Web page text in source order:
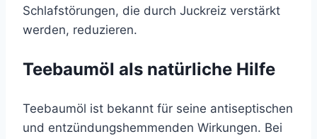
Schlafstörungen, die durch Juckreiz verstärkt
werden, reduzieren.
Teebaumöl als natürliche Hilfe
Teebaumöl ist bekannt für seine antiseptischen
und entzündungshemmenden Wirkungen. Bei